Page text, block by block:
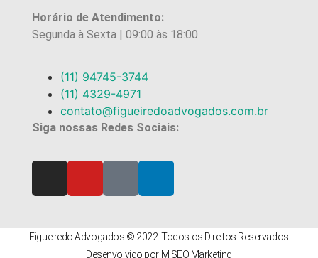
Horário de Atendimento:
Segunda à Sexta | 09:00 às 18:00
(11) 94745-3744
(11) 4329-4971
contato@figueiredoadvogados.com.br
Siga nossas Redes Sociais:
Figueiredo Advogados © 2022. Todos os Direitos Reservados
Desenvolvido por M.SEO Marketing